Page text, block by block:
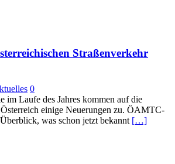
Straßenverkehr
0
im Laufe des Jahres kommen auf die
einige Neuerungen zu. ÖAMTC-
was schon jetzt bekannt […]